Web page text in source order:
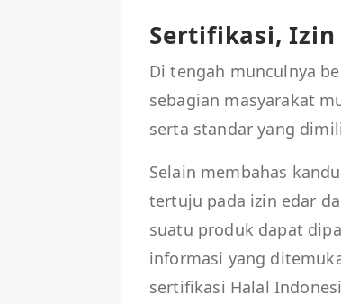
Sertifikasi, Izin
Di tengah munculnya
sebagian masyarakat
serta standar yang
Selain membahas
tertuju pada izin edar
suatu produk dapat
informasi yang
sertifikasi Halal